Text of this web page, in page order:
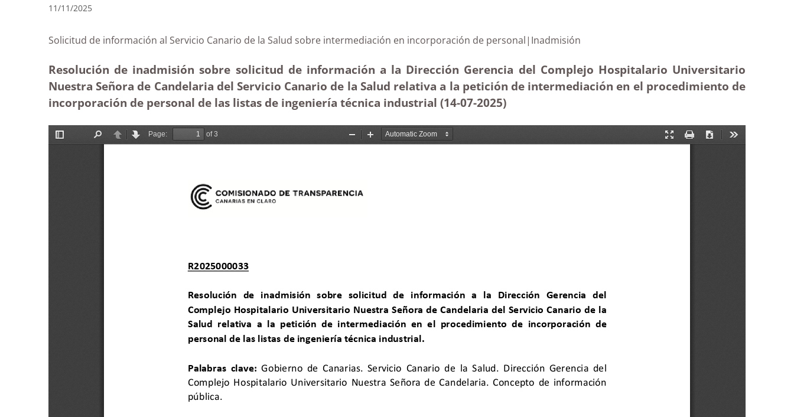
11/11/2025
Solicitud de información al Servicio Canario de la Salud sobre intermediación en incorporación de personal|Inadmisión
Resolución de inadmisión sobre solicitud de información a la Dirección Gerencia del Complejo Hospitalario Universitario
Nuestra Señora de Candelaria del Servicio Canario de la Salud relativa a la petición de intermediación en el procedimiento de
incorporación de personal de las listas de ingeniería técnica industrial (14-07-2025)